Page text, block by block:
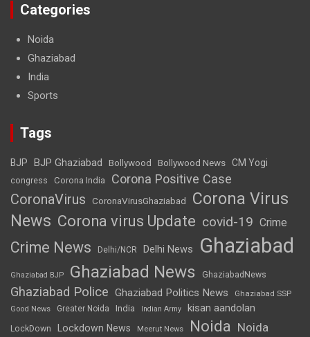
Categories
Noida
Ghaziabad
India
Sports
Tags
BJP BJP Ghaziabad Bollywood Bollywood News CM Yogi
congress Corona India Corona Positive Case
CoronaVirus CoronaVirusGhaziabad
Corona Virus
News Corona virus Update covid-19 Crime
Crime News Delhi/NCR Delhi News Ghaziabad
Ghaziabad BJP Ghaziabad News GhaziabadNews
Ghaziabad Police Ghaziabad Politics News Ghaziabad SSP
Good News Greater Noida India Indian Army kisan aandolan
LockDown Lockdown News Meerut News Noida Noida